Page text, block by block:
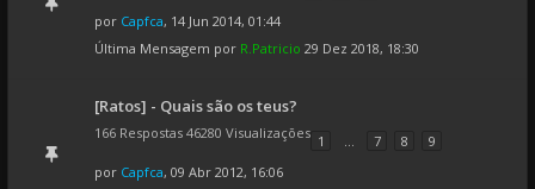
por Capfca, 14 Jun 2014, 01:44
Última Mensagem por R.Patricio 29 Dez 2018, 18:30
[Ratos] - Quais são os teus?
166 Respostas 46280 Visualizações 1 ... 7 8
9
por Capfca, 09 Abr 2012, 16:06